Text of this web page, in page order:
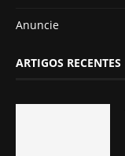
Anuncie
ARTIGOS RECENTES